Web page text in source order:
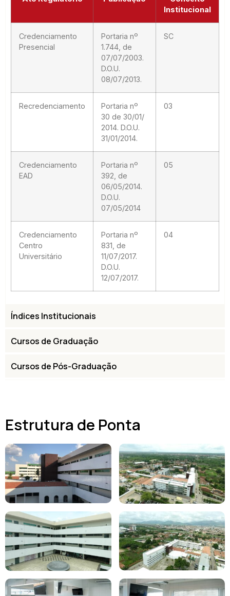
Institucional
Credenciamento
Presencial
Portaria nº
1.744, de
07/07/2003.
D.O.U.
08/07/2013.
SC
Recredenciamento
Portaria nº
30 de 30/01/
2014. D.O.U.
31/01/2014.
03
Credenciamento
EAD
Portaria nº
392, de
06/05/2014.
D.O.U.
07/05/2014
05
Credenciamento
Centro
Universitário
Portaria nº
831, de
11/07/2017.
D.O.U.
12/07/2017.
04
Índices Institucionais
Cursos de Graduação
Cursos de Pós-Graduação
Estrutura de Ponta